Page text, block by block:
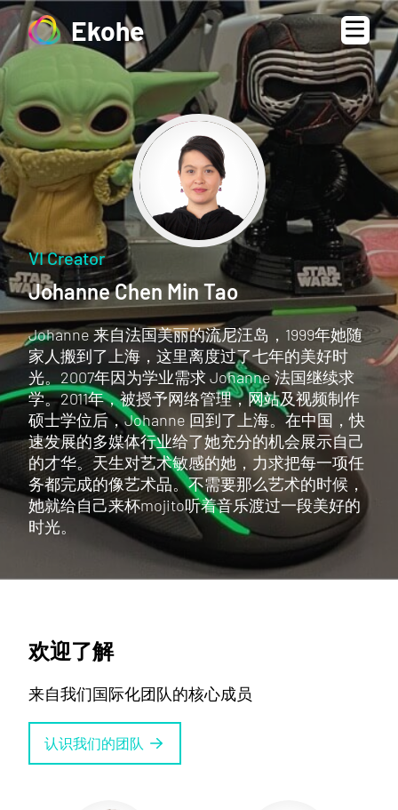
Ekohe
VI Creator
Johanne Chen Min Tao
Johanne 来自法国美丽的流尼汪岛，1999年她随
家人搬到了上海，这里离度过了七年的美好时
光。2007年因为学业需求 Johanne 法国继续求
学。2011年，被授予网络管理，网站及视频制作
硕士学位后，Johanne 回到了上海。在中国，快
速发展的多媒体行业给了她充分的机会展示自己
的才华。天生对艺术敏感的她，力求把每一项任
务都完成的像艺术品。不需要那么艺术的时候，
她就给自己来杯mojito听着音乐渡过一段美好的
时光。
欢迎了解
来自我们国际化团队的核心成员
认识我们的团队